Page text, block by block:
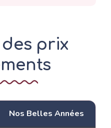
prix
Nos Belles Années